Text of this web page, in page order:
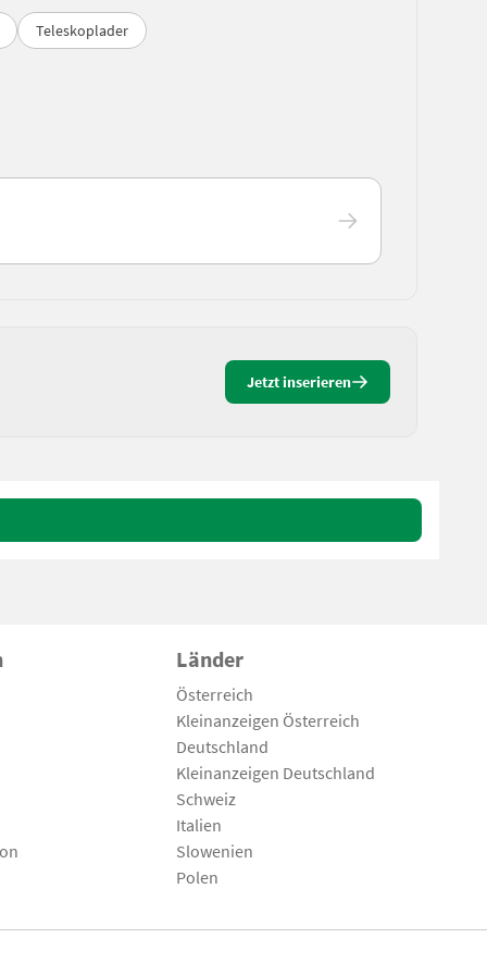
Teleskoplader
Jetzt inserieren
Länder
Österreich
Kleinanzeigen Österreich
Deutschland
Kleinanzeigen Deutschland
Schweiz
Italien
Slowenien
Polen